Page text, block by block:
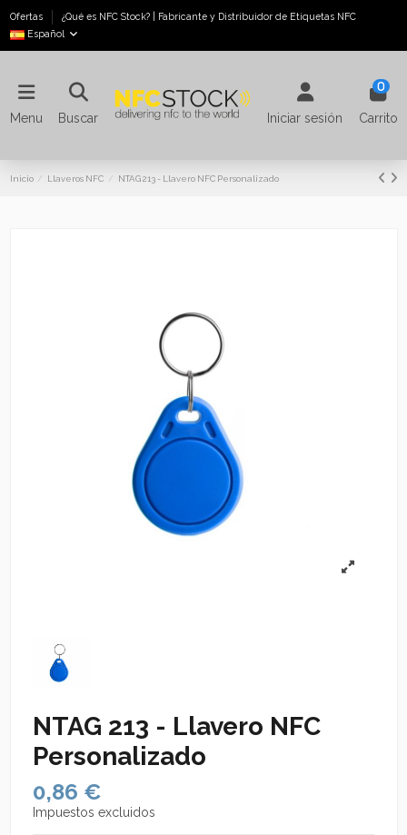
Ofertas
¿Qué es NFC Stock? | Fabricante y Distribuidor de Etiquetas NFC
Español
Menu Buscar Iniciar sesión
0
Carrito
Inicio Llaveros NFC NTAG 213 - Llavero NFC Personalizado
NTAG 213 - Llavero NFC
Personalizado
0,86 €
Impuestos excluidos